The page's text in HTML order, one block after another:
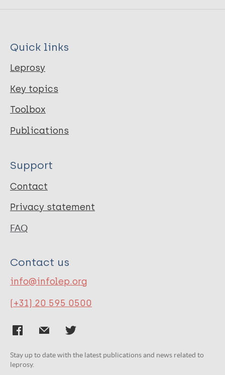
Quick links
Leprosy
Key topics
Toolbox
Publications
Support
Contact
Privacy statement
FAQ
Contact us
info@infolep.org
(+31) 20 595 0500
Stay up to date with the latest publications and news related to
leprosy.